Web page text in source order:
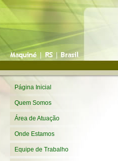
Página Inicial
Quem Somos
Área de Atuação
Onde Estamos
Equipe de Trabalho